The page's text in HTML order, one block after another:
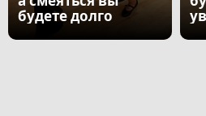
будете долго